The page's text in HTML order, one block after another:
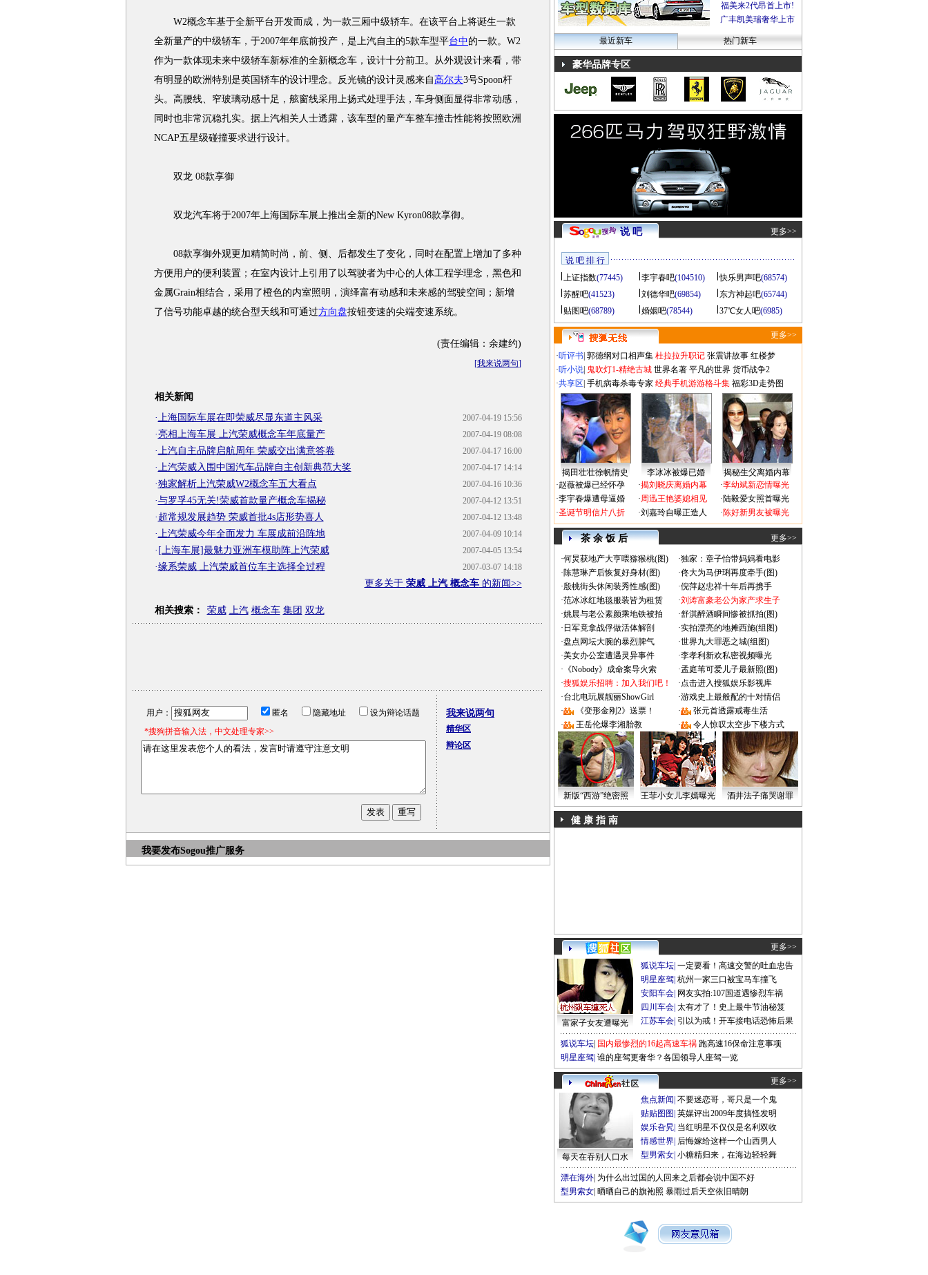
W2概念车基于全新平台开发而成，为一款三厢中级轿车。在该平台上将诞生一款
全新量产的中级轿车，于2007年年底前投产，是上汽自主的5款车型平台中的一款。W2
作为一款体现未来中级轿车新标准的全新概念车，设计十分前卫。从外观设计来看，带
有明显的欧洲特别是英国轿车的设计理念。反光镜的设计灵感来自高尔夫3号Spoon杆
头。高腰线、窄玻璃动感十足，舷窗线采用上扬式处理手法，车身侧面显得非常动感，
同时也非常沉稳扎实。据上汽相关人士透露，该车型的量产车整车撞击性能将按照欧洲
NCAP五星级碰撞要求进行设计。
双龙 08款享御
双龙汽车将于2007年上海国际车展上推出全新的New Kyron08款享御。
08款享御外观更加精简时尚，前、侧、后都发生了变化，同时在配置上增加了多种
方便用户的便利装置；在室内设计上引用了以驾驶者为中心的人体工程学理念，黑色和
金属Grain相结合，采用了橙色的内室照明，演绎富有动感和未来感的驾驶空间；新增
了信号功能卓越的统合型天线和可通过方向盘按钮变速的尖端变速系统。
(责任编辑：余建约)
[我来说两句]
相关新闻
2007-04-19 15:56
·上海国际车展在即荣威尽显东道主风采
2007-04-19 08:08
·亮相上海车展 上汽荣威概念车年底量产
2007-04-17 16:00
·上汽自主品牌启航周年 荣威交出满意答卷
2007-04-17 14:14
·上汽荣威入围中国汽车品牌自主创新典范大奖
2007-04-16 10:36
·独家解析上汽荣威W2概念车五大看点
2007-04-12 13:51
·与罗孚45无关!荣威首款量产概念车揭秘
2007-04-12 13:48
· 超常规发展趋势 荣威首批4s店形势喜人
2007-04-09 10:14
·上汽荣威今年全面发力 车展成前沿阵地
2007-04-05 13:54
· [上海车展]最魅力亚洲车模助阵上汽荣威
2007-03-07 14:18
·缘系荣威 上汽荣威首位车主选择全过程
更多关于 荣威 上汽 概念车的新闻>>
相关搜索： 荣威 上汽 概念车 集团 双龙
用户： 匿名 隐藏地址
设为辩论话题
*搜狗拼音输入法，中文处理专家>>
我来说两句
精华区
辩论区
我要发布Sogou推广服务
福美来2代昂首上市!
广丰凯美瑞奢华上市
最近新车 热门新车
豪华品牌专区
说 吧 更多>>
说 吧 排 行
上证指数(77445) 李宇春吧(104510) 快乐男声吧(68574)
苏醒吧(41523) 刘德华吧(69854) 东方神起吧(65744)
贴图吧(68789) 婚姻吧(78544) 37℃女人吧(6985)
更多>>
·听评书 郭德纲对口相声集 杜拉拉升职记 张震讲故事 红楼梦
·听小说 鬼吹灯1-精绝古城 世界名著 平凡的世界 货币战争2
·共享区 手机病毒杀毒专家 经典手机游游格斗集 福彩3D走势图
揭田壮壮徐帆情史 李冰冰被爆已婚
揭秘生父离婚内幕
·赵薇被爆已经怀孕
·李宇春爆遭母逼婚
·圣诞节明信片八折
·揭刘晓庆离婚内幕
·周迅王艳婆媳相见
·刘嘉玲自曝正造人
·李幼斌新恋情曝光
·陆毅爱女照首曝光
·陈好新男友被曝光
茶 余 饭 后 更多>>
·何炅获地产大亨喂猕猴桃(图) ·独家：章子怡带妈妈看电影
·陈慧琳产后恢复好身材(图) ·佟大为马伊琍再度牵手(图)
·殷桃街头休闲装秀性感(图) ·倪萍赵忠祥十年后再携手
·范冰冰红地毯服装皆为租赁 ·刘涛富豪老公为家产求生子
·姚晨与老公素颜乘地铁被拍 ·舒淇醉酒瞬间惨被抓拍(图)
· 日军竟拿战俘做活体解剖 ·实拍漂亮的地摊西施(组图)
·盘点网坛大腕的暴烈脾气 ·世界九大罪恶之城(组图)
·美女办公室遭遇灵异事件 ·李孝利新欢私密视频曝光
· 《Nobody》成命案导火索 ·孟庭苇可爱儿子最新照(图)
·搜狐娱乐招聘：加入我们吧！ ·点击进入搜狐娱乐影视库
·台北电玩展靓丽ShowGirl ·游戏史上最般配的十对情侣
·
《变形金刚2》送票！ ·
张元首透露戒毒生活
·
王岳伦爆李湘胎教 · 令人惊叹太空步下楼方式
新版“西游”绝密照 王菲小女儿李嫣曝光 酒井法子痛哭谢罪
健 康 指 南
更多>>
富家子女友遭曝光
狐说车坛 一定要看！高速交警的吐血忠告
明星座驾 杭州一家三口被宝马车撞飞
安阳车会 网友实拍:107国道遇惨烈车祸
四川车会 太有才了！史上最牛节油秘笈
江苏车会 引以为戒！开车接电话恐怖后果
狐说车坛 国内最惨烈的16起高速车祸 跑高速16保命注意事项
明星座驾 谁的座驾更奢华？各国领导人座驾一览
更多>>
每天在吞别人口水
焦点新闻 不要迷恋哥，哥只是一个鬼
贴贴图图 英媒评出2009年度搞怪发明
娱乐旮旯 当红明星不仅仅是名利双收
情感世界 后悔嫁给这样一个山西男人
型男索女 小糖精归来，在海边轻轻舞
漂在海外 为什么出过国的人回来之后都会说中国不好
型男索女 晒晒自己的旗袍照 暴雨过后天空依旧晴朗